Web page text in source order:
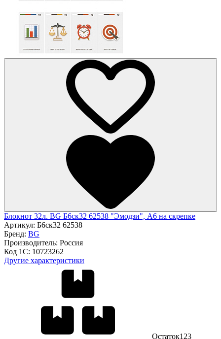
Блокнот 32л. BG Б6ск32 62538 "Эмодзи", А6 на скрепке
Артикул: Б6ск32 62538
Бренд: BG
Производитель: Россия
Код 1С: 10723262
Другие характеристики
Остаток123